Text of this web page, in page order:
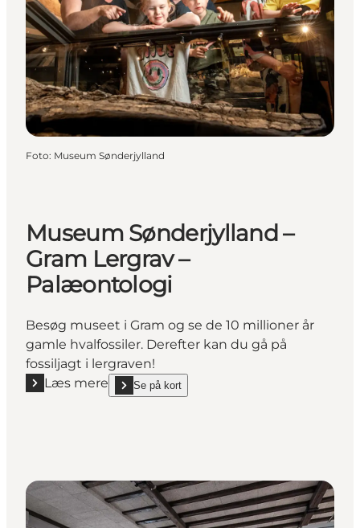
Foto: Museum Sønderjylland
Museum Sønderjylland –
Gram Lergrav –
Palæontologi
Besøg museet i Gram og se de 10 millioner år
gamle hvalfossiler. Derefter kan du gå på
fossiljagt i lergraven!
Læs mere
Læs mere "Museum Sønderjylland – Gram Lergrav
Se på kort
show Museum Sønderjylland – Gram Lergrav –